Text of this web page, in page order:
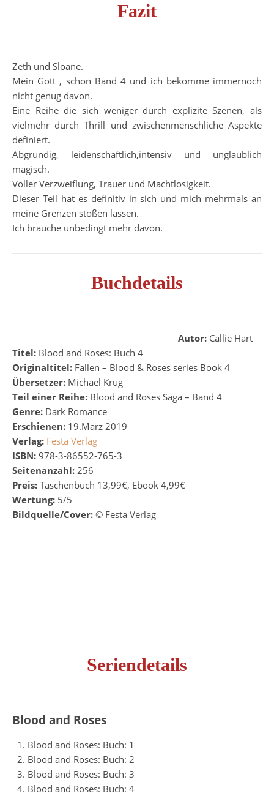
Fazit
Zeth und Sloane.
Mein Gott , schon Band 4 und ich bekomme immernoch
nicht genug davon.
Eine Reihe die sich weniger durch explizite Szenen, als
vielmehr durch Thrill und zwischenmenschliche Aspekte
definiert.
Abgründig, leidenschaftlich,intensiv und unglaublich
magisch.
Voller Verzweiflung, Trauer und Machtlosigkeit.
Dieser Teil hat es definitiv in sich und mich mehrmals an
meine Grenzen stoßen lassen.
Ich brauche unbedingt mehr davon.
Buchdetails
Autor: Callie Hart
Titel: Blood and Roses: Buch 4
Originaltitel: Fallen – Blood & Roses series Book 4
Übersetzer: Michael Krug
Teil einer Reihe: Blood and Roses Saga – Band 4
Genre: Dark Romance
Erschienen: 19.März 2019
Verlag: Festa Verlag
ISBN: 978-3-86552-765-3
Seitenanzahl: 256
Preis: Taschenbuch 13,99€, Ebook 4,99€
Wertung: 5/5
Bildquelle/Cover: © Festa Verlag
Seriendetails
Blood and Roses
Blood and Roses: Buch: 1
Blood and Roses: Buch: 2
Blood and Roses: Buch: 3
Blood and Roses: Buch: 4